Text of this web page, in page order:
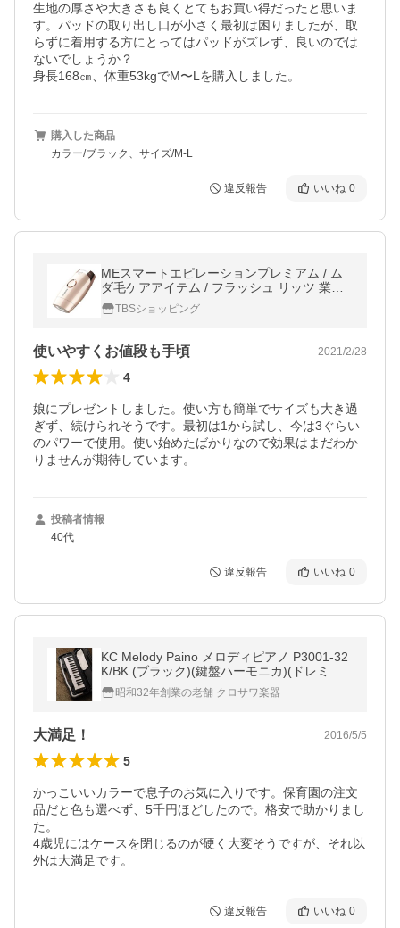
生地の厚さや大きさも良くとてもお買い得だったと思いま
す。パッドの取り出し口が小さく最初は困りましたが、取
らずに着用する方にとってはパッドがズレず、良いのでは
ないでしょうか？
身長168㎝、体重53kgでM〜Lを購入しました。
購入した商品
カラー/ブラック、サイズ/M-L
違反報告 いいね 0
MEスマートエピレーションプレミアム / ム
ダ毛ケアアイテム / フラッシュ リッツ 業務
用 サロン 【TBSショッピング】
TBSショッピング
使いやすくお値段も手頃 2021/2/28
4
娘にプレゼントしました。使い方も簡単でサイズも大き過
ぎず、続けられそうです。最初は1から試し、今は3ぐらい
のパワーで使用。使い始めたばかりなので効果はまだわか
りませんが期待しています。
投稿者情報
40代
違反報告 いいね 0
KC Melody Paino メロディピアノ P3001-32
K/BK (ブラック)(鍵盤ハーモニカ)(ドレミシ
ール付)（ご予約受付中）
昭和32年創業の老舗 クロサワ楽器
大満足！ 2016/5/5
5
かっこいいカラーで息子のお気に入りです。保育園の注文
品だと色も選べず、5千円ほどしたので。格安で助かりまし
た。
4歳児にはケースを閉じるのが硬く大変そうですが、それ以
外は大満足です。
違反報告 いいね 0